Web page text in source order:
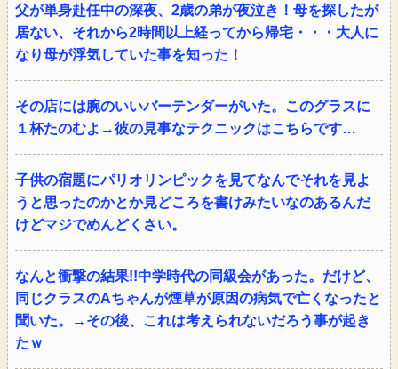
父が単身赴任中の深夜、2歳の弟が夜泣き！母を探したが
居ない、それから2時間以上経ってから帰宅・・・大人に
なり母が浮気していた事を知った！
その店には腕のいいバーテンダーがいた。このグラスに
１杯たのむよ→彼の見事なテクニックはこちらです…
子供の宿題にパリオリンピックを見てなんでそれを見よ
うと思ったのかとか見どころを書けみたいなのあるんだ
けどマジでめんどくさい。
なんと衝撃の結果!!中学時代の同級会があった。だけど、
同じクラスのAちゃんが煙草が原因の病気で亡くなったと
聞いた。→その後、これは考えられないだろう事が起き
たｗ